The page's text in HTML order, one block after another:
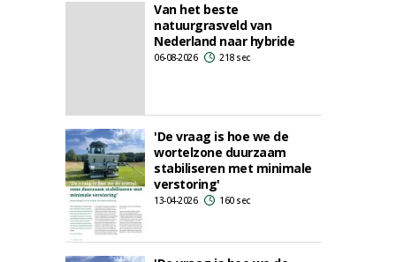
Van het beste
natuurgrasveld van
Nederland naar hybride
06-08-2026 218 sec
'De vraag is hoe we de
wortelzone duurzaam
stabiliseren met minimale
verstoring'
13-04-2026 160 sec